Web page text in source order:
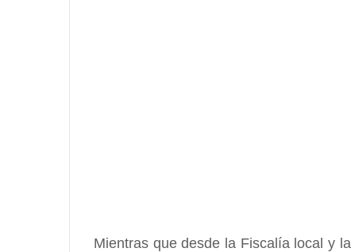
Mientras que desde la Fiscalía local y